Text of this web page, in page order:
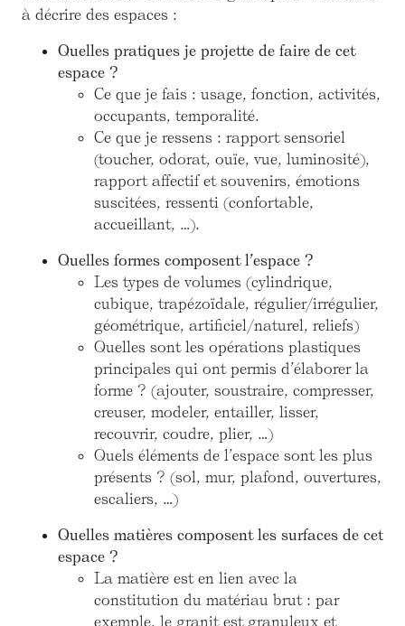
à décrire des espaces :
Quelles pratiques je projette de faire de cet
espace ?
Ce que je fais : usage, fonction, activités,
occupants, temporalité.
Ce que je ressens : rapport sensoriel
(toucher, odorat, ouïe, vue, luminosité),
rapport affectif et souvenirs, émotions
suscitées, ressenti (confortable,
accueillant, …).
Quelles formes composent l’espace ?
Les types de volumes (cylindrique,
cubique, trapézoïdale, régulier/irrégulier,
géométrique, artificiel/naturel, reliefs)
Quelles sont les opérations plastiques
principales qui ont permis d’élaborer la
forme ? (ajouter, soustraire, compresser,
creuser, modeler, entailler, lisser,
recouvrir, coudre, plier, …)
Quels éléments de l’espace sont les plus
présents ? (sol, mur, plafond, ouvertures,
escaliers, …)
Quelles matières composent les surfaces de cet
espace ?
La matière est en lien avec la
constitution du matériau brut : par
exemple, le granit est granuleux et